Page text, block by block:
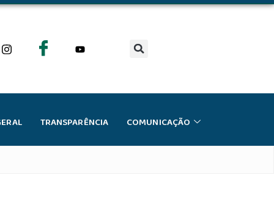
TRANSPARÊNCIA COMUNICAÇÃO